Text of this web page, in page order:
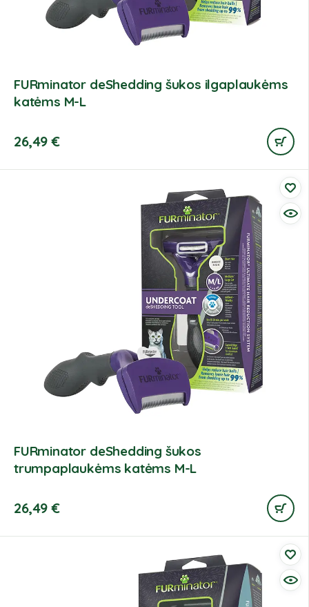
FURminator deShedding šukos ilgaplaukėms
katėms M-L
26,49€
FURminator deShedding šukos
trumpaplaukėms katėms M-L
26,49€